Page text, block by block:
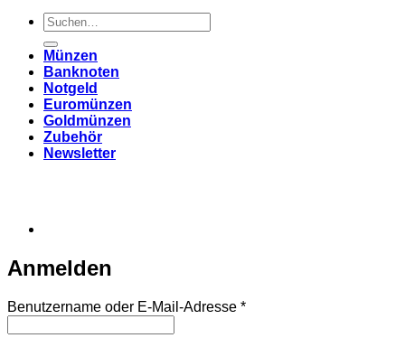
Suchen
nach:
Münzen
Banknoten
Notgeld
Euromünzen
Goldmünzen
Zubehör
Newsletter
Anmelden
Benutzername oder E-Mail-Adresse *Erforderlich